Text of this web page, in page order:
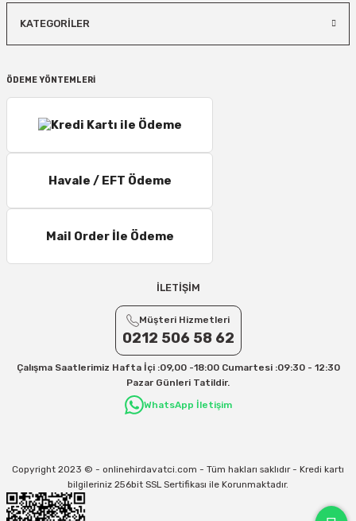
KATEGORİLER
ÖDEME YÖNTEMLERİ
Havale / EFT Ödeme
Mail Order İle Ödeme
İLETİŞİM
Müşteri Hizmetleri
0212 506 58 62
Çalışma Saatlerimiz Hafta İçi :09,00 -18:00 Cumartesi :09:30 - 12:30
Pazar Günleri Tatildir.
WhatsApp İletişim
Copyright 2023 © - onlinehirdavatci.com - Tüm hakları saklıdır - Kredi kartı
bilgileriniz 256bit SSL Sertifikası ile Korunmaktadır.